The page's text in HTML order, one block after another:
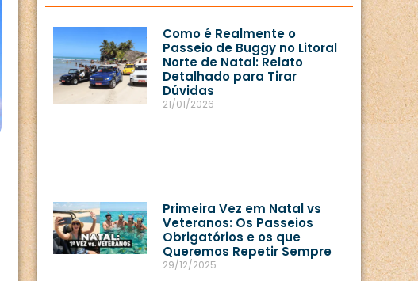
Como é Realmente o
Passeio de Buggy no Litoral
Norte de Natal: Relato
Detalhado para Tirar
Dúvidas
21/01/2026
Primeira Vez em Natal vs
Veteranos: Os Passeios
Obrigatórios e os que
Queremos Repetir Sempre
29/12/2025